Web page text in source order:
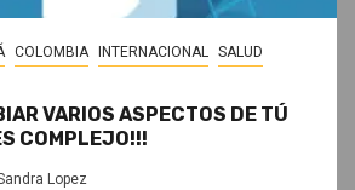
COLOMBIA INTERNACIONAL SALUD
VARIOS ASPECTOS DE TÚ
COMPLEJO!!!
Lopez